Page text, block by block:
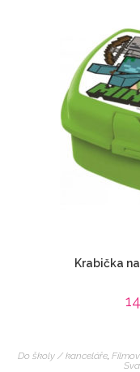
Krabička
Do školy / kanceláře